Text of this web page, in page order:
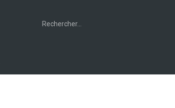
Rechercher :